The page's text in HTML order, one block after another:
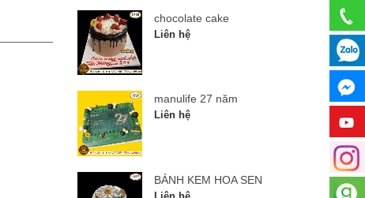
manulife 27 năm
chocolate cake
Liên hệ
manulife 27 năm
Liên hệ
BÁNH KEM HOA SEN
Liên hệ